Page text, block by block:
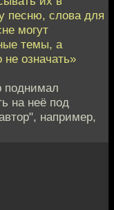
песню, слова для
могут
темы, а
означать»
поднимал
на неё под
например,